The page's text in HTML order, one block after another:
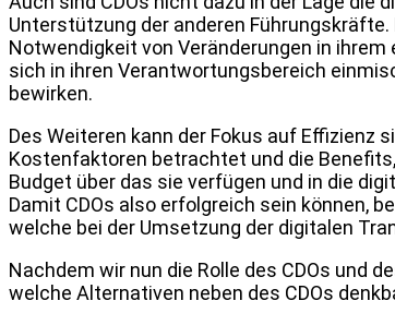
Unterstützung der anderen
Notwendigkeit von Veränderungen in
sich in ihren Verantwortungsbereich
bewirken.
Des Weiteren kann der Fokus auf Effizienz
Kostenfaktoren betrachtet und die
Budget über das sie verfügen und in die
Damit CDOs also erfolgreich sein können,
welche bei der Umsetzung der digitalen
Nachdem wir nun die Rolle des CDOs und
welche Alternativen neben des CDOs